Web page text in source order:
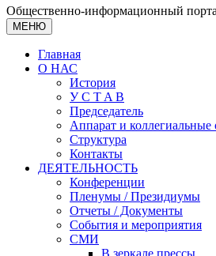
Общественно-информационный
МЕНЮ
Главная
О НАС
История
У С T A B
Председатель
Аппарат и коллегиальные
Структура
Контакты
ДЕЯТЕЛЬНОСТЬ
Конференции
Пленумы / Президиумы
Отчеты / Документы
События и мероприятия
СМИ
В зеркале прессы